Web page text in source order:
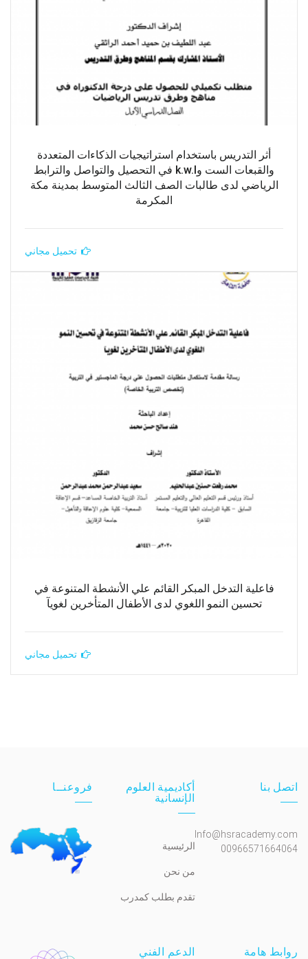
أثر التدريس باستخدام استراتيجيات الذكاءات المتعددة
والقبعات الست وk.w.l في التحصيل والتواصل والترابط
الرياضي لدى طالبات الصف الثالث المتوسط بمدينة مكة
المكرمة
تحميل مجاني
فاعلية التدخل المبكر القائم علي الأنشطة المتنوعة في
تحسين النمو اللغوي لدى الأطفال المتأخرين لغويآ
تحميل مجاني
اتصل بنا
Info@hsracademy.com
00966571664064
أكاديمية العلوم
الإنسانية
الرئيسية
من نحن
تقدم بطلب كمدرب
فروعنــا
روابط هامة الدعم الفني